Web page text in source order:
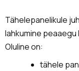
Tähelepanelikule
lahkumine
Oluline on:
tähele